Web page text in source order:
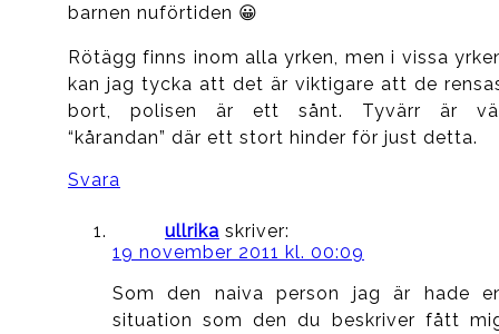
barnen nuförtiden 😀
Rötägg finns inom alla yrken, men i vissa
kan jag tycka att det är viktigare att de
bort, polisen är ett sånt. Tyvärr är
“kårandan” där ett stort hinder för just detta.
Svara
ullrika skriver:
19 november 2011 kl. 00:09
Som den naiva person jag är hade
situation som den du beskriver fått